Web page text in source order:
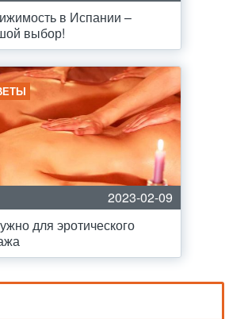
в Испании –
выбор!
2023-02-09
для эротического